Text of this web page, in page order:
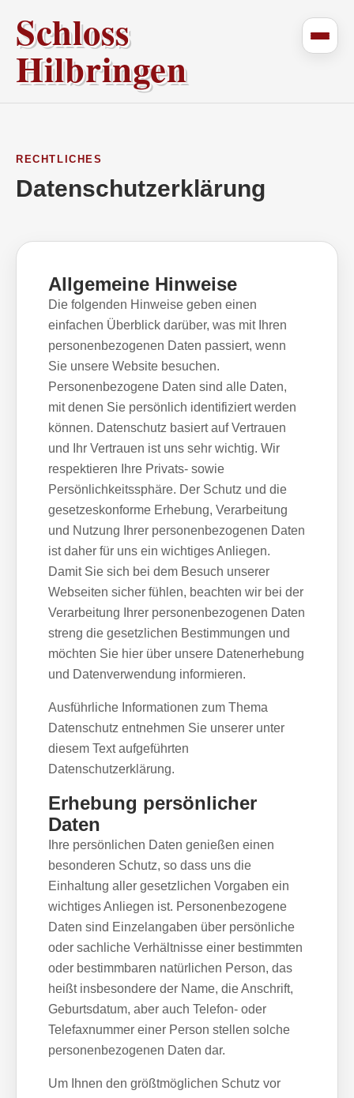
Schloss
Hilbringen
RECHTLICHES
Datenschutzerklärung
Allgemeine Hinweise
Die folgenden Hinweise geben einen
einfachen Überblick darüber, was mit Ihren
personenbezogenen Daten passiert, wenn
Sie unsere Website besuchen.
Personenbezogene Daten sind alle Daten,
mit denen Sie persönlich identifiziert werden
können. Datenschutz basiert auf Vertrauen
und Ihr Vertrauen ist uns sehr wichtig. Wir
respektieren Ihre Privats- sowie
Persönlichkeitssphäre. Der Schutz und die
gesetzeskonforme Erhebung, Verarbeitung
und Nutzung Ihrer personenbezogenen Daten
ist daher für uns ein wichtiges Anliegen.
Damit Sie sich bei dem Besuch unserer
Webseiten sicher fühlen, beachten wir bei der
Verarbeitung Ihrer personenbezogenen Daten
streng die gesetzlichen Bestimmungen und
möchten Sie hier über unsere Datenerhebung
und Datenverwendung informieren.
Ausführliche Informationen zum Thema
Datenschutz entnehmen Sie unserer unter
diesem Text aufgeführten
Datenschutzerklärung.
Erhebung persönlicher
Daten
Ihre persönlichen Daten genießen einen
besonderen Schutz, so dass uns die
Einhaltung aller gesetzlichen Vorgaben ein
wichtiges Anliegen ist. Personenbezogene
Daten sind Einzelangaben über persönliche
oder sachliche Verhältnisse einer bestimmten
oder bestimmbaren natürlichen Person, das
heißt insbesondere der Name, die Anschrift,
Geburtsdatum, aber auch Telefon- oder
Telefaxnummer einer Person stellen solche
personenbezogenen Daten dar.
Um Ihnen den größtmöglichen Schutz vor